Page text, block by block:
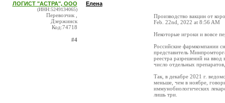
ЛОГИСТ "АСТРА", ООО
(ИНН:5249134065)
Перевозчик ,
Дзержинск
Код:74718
#4
Елена
Производство вакцин от
Feb. 22nd, 2022 at 8:56 AM
Некоторые игроки и вовсе
Российские фармкомпании
представитель
реестра разрешений на
число отдельных
Так, в декабре 2021 г.
меньше, чем в ноябре,
иммунобиологических
лишь три.